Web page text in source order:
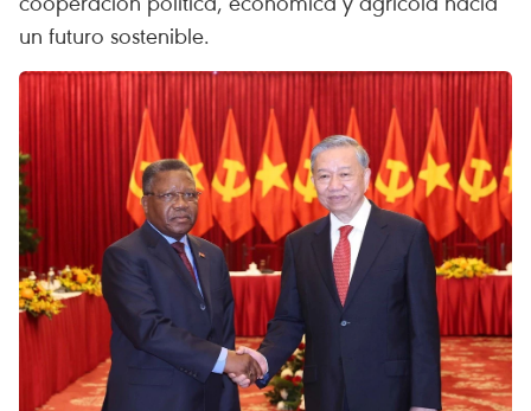
un futuro sostenible.